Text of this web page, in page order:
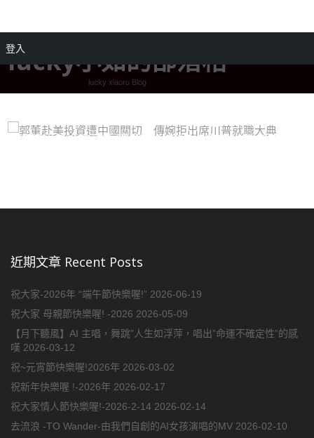
lucky小如的部落格
lucky xiaoru Blog
郭董赴美投資遭中國關切 傳婉拒出席川普就職
近期文章 Recent Posts
祝大家-2026年 “端午節快樂喔!” 2026-06-19
祝大家 母親節快樂喔! -2026 2026-05-09
【月下聽風】AI 主唱，舞跳”人生如浮萍，唱出”命運不確定性”的感
嘆 2026-03-12
祝~元宵節快樂喔!2026年 2026-03-02
祝新年快樂喔 !-2026年 2026-02-17
祝大家情人節快樂喔!-2026-2-14 2026-02-14
去流浪 -TO Wander-由我們自創的AI女孩演唱的MV 2026-02-10
登入